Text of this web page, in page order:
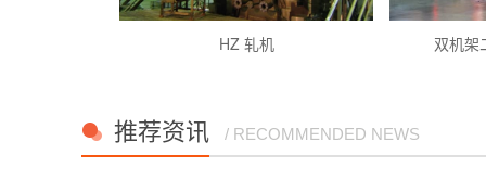
HZ 轧机 双机架
推荐资讯 / RECOMMENDED NEWS